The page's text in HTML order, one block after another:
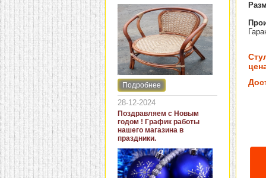
Интернет-магазин "Кровать
и диван" представляет
новинки стульев и кресел
для дачи. В ассортименте
представлены как
бюджетные модели из
пластика для дачи, так и
кресла для загородных
домов из натурального и
искусственного ротанга.
Подробнее
28-12-2024
Поздравляем с Новым
годом ! График работы
нашего магазина в
праздники.